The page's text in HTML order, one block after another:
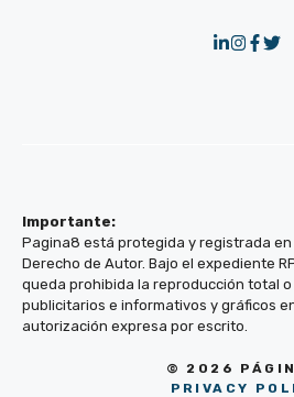
Importante:
Pagina8 está protegida y registrada
Derecho de Autor. Bajo el expediente
queda prohibida la reproducción total
publicitarios e informativos y gráficos
autorización expresa por escrito.
© 2026
PRIVACY